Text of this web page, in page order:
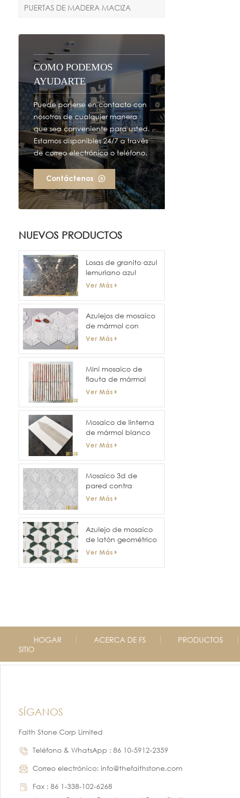
PUERTAS DE MADERA MACIZA
COMO PODEMOS
AYUDARTE
Puede ponerse en contacto con
nosotros de cualquier manera
que sea conveniente para usted.
Estamos disponibles 24/7 a través
de correo electrónico o teléfono.
Contáctenos
NUEVOS PRODUCTOS
Losas de granito azul
lemuriano azul
labradorita
Ver Más
Azulejos de mosaico
de mármol con
forma de panal
hexagonal para
paredes y pisos de
hoteles
Ver Más
Mini mosaico de
flauta de mármol
estriado curvo
Ver Más
Mosaico de linterna
de mármol blanco
este
Ver Más
Mosaico 3d de
pared contra
salpicaduras de
irregular
Ver Más
Azulejo de mosaico
de latón geométrico
mixto de mármol
Ver Más
HOGAR ACERCA DE FS PRODUCTOS
SITIO
SÍGANOS
Faith Stone Corp Limited
Teléfono & WhatsApp : 86 10-5912-2359
Correo electrónico: info@thefaithstone.com
Fax : 86 1-338-102-6268